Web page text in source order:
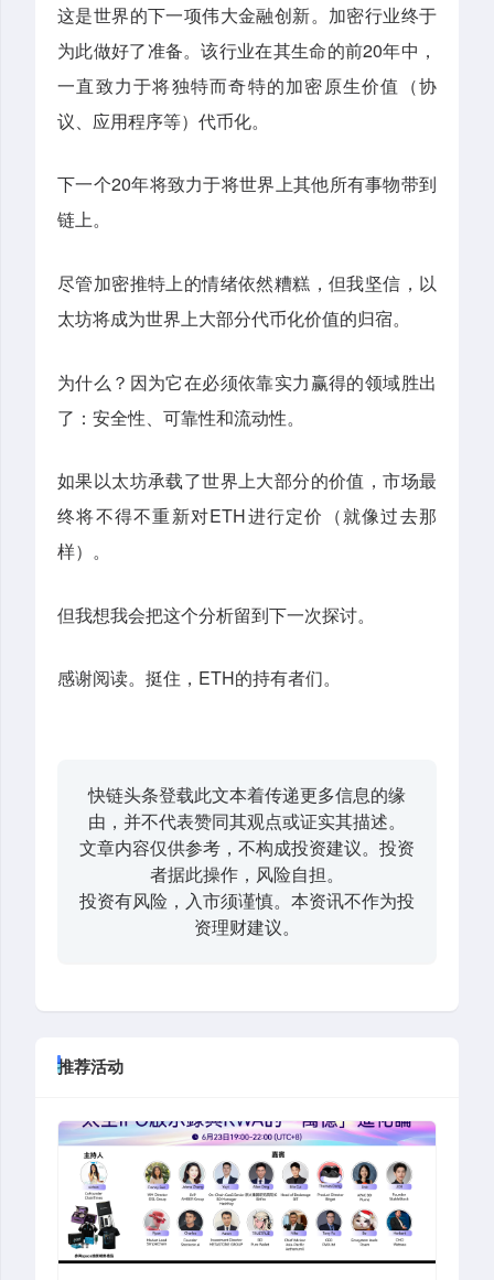
这是世界的下一项伟大金融创新。加密行业终于
为此做好了准备。该行业在其生命的前20年中，
一直致力于将独特而奇特的加密原生价值（协
议、应用程序等）代币化。
下一个20年将致力于将世界上其他所有事物带到
链上。
尽管加密推特上的情绪依然糟糕，但我坚信，以
太坊将成为世界上大部分代币化价值的归宿。
为什么？因为它在必须依靠实力赢得的领域胜出
了：安全性、可靠性和流动性。
如果以太坊承载了世界上大部分的价值，市场最
终将不得不重新对ETH进行定价（就像过去那
样）。
但我想我会把这个分析留到下一次探讨。
感谢阅读。挺住，ETH的持有者们。
快链头条登载此文本着传递更多信息的缘
由，并不代表赞同其观点或证实其描述。
文章内容仅供参考，不构成投资建议。投资
者据此操作，风险自担。
投资有风险，入市须谨慎。本资讯不作为投
资理财建议。
推荐活动